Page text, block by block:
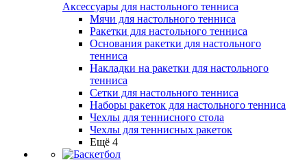
Аксессуары для настольного тенниса
Мячи для настольного тенниса
Ракетки для настольного тенниса
Основания ракетки для настольного
тенниса
Накладки на ракетки для настольного
тенниса
Сетки для настольного тенниса
Наборы ракеток для настольного тенниса
Чехлы для теннисного стола
Чехлы для теннисных ракеток
Ещё 4